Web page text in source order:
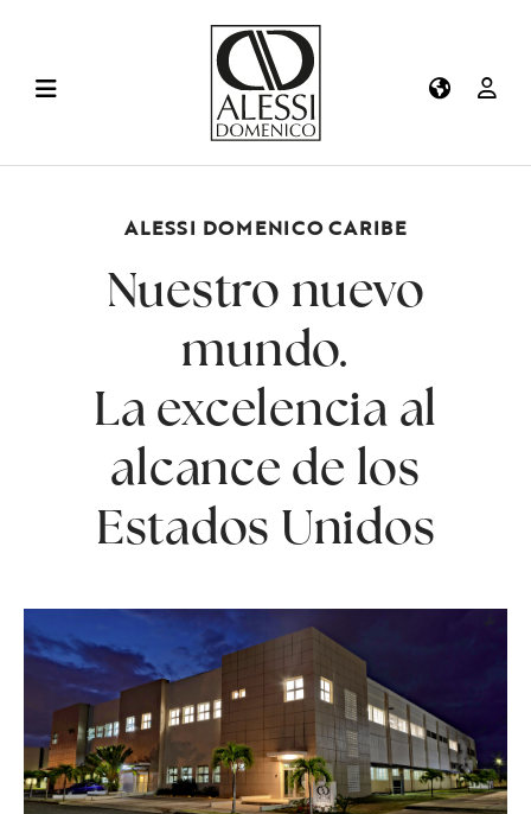
ALESSI DOMENICO CARIBE
Nuestro nuevo
mundo.
La excelencia al
alcance de los
Estados Unidos